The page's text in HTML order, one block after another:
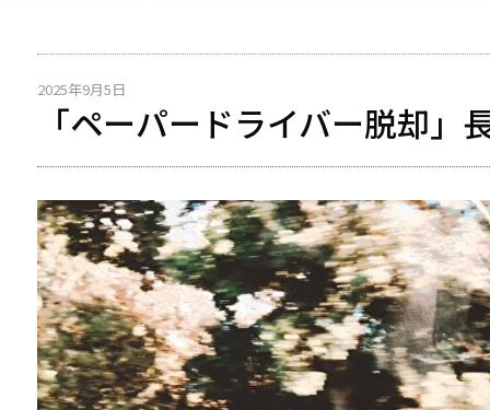
2025年9月5日
「ペーパードライバー脱却